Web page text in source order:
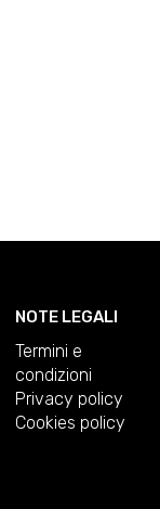
NOTE LEGALI
Termini e
condizioni
Privacy policy
Cookies policy